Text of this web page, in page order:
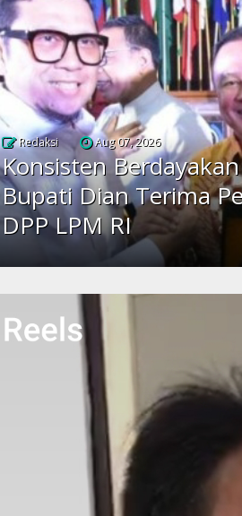
Redaksi Aug 07, 2026
Konsisten
Bupati Dian Terima
DPP LPM RI